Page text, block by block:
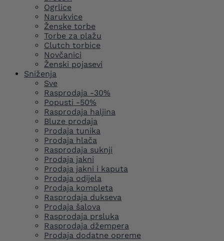
Ogrlice
Narukvice
Ženske torbe
Torbe za plažu
Clutch torbice
Novčanici
Ženski pojasevi
Sniženja
Sve
Rasprodaja -30%
Popusti -50%
Rasprodaja haljina
Bluze prodaja
Prodaja tunika
Prodaja hlača
Rasprodaja suknji
Prodaja jakni
Prodaja jakni i kaputa
Prodaja odijela
Prodaja kompleta
Rasprodaja dukseva
Prodaja šalova
Rasprodaja prsluka
Rasprodaja džempera
Prodaja dodatne opreme